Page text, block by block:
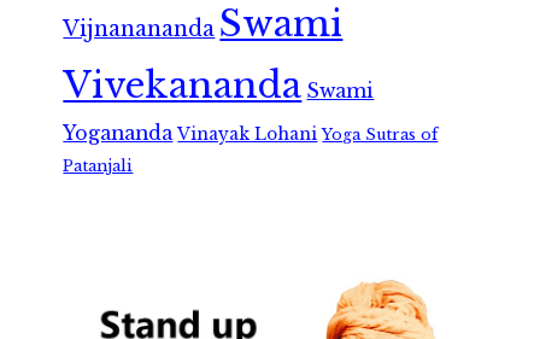
Vijnanananda Swami
Vivekananda Swami
Yogananda Vinayak Lohani Yoga Sutras of
Patanjali